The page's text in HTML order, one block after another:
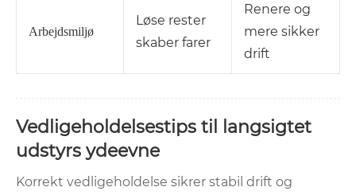
Arbejdsmiljø
Løse rester
skaber farer
Renere og
mere sikker
drift
Vedligeholdelsestips til langsigtet
udstyrs ydeevne
Korrekt vedligeholdelse sikrer stabil drift og